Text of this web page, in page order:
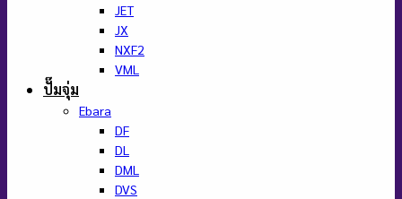
JET
JX
NXF2
VML
ปั๊มจุ่ม
Ebara
DF
DL
DML
DVS